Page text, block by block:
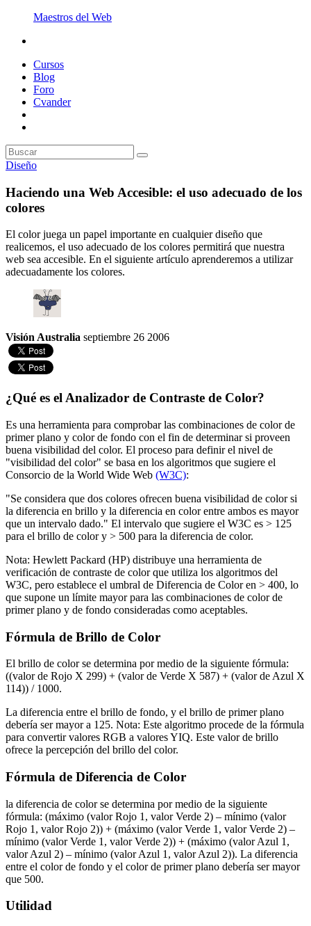
Maestros del Web
Cursos
Blog
Foro
Cvander
Diseño
Haciendo una Web Accesible: el uso adecuado de los
colores
El color juega un papel importante en cualquier diseño que
realicemos, el uso adecuado de los colores permitirá que nuestra
web sea accesible. En el siguiente artículo aprenderemos a utilizar
adecuadamente los colores.
Visión Australia septiembre 26 2006
¿Qué es el Analizador de Contraste de Color?
Es una herramienta para comprobar las combinaciones de color de
primer plano y color de fondo con el fin de determinar si proveen
buena visibilidad del color. El proceso para definir el nivel de
"visibilidad del color" se basa en los algoritmos que sugiere el
Consorcio de la World Wide Web (W3C):
"Se considera que dos colores ofrecen buena visibilidad de color si
la diferencia en brillo y la diferencia en color entre ambos es mayor
que un intervalo dado." El intervalo que sugiere el W3C es > 125
para el brillo de color y > 500 para la diferencia de color.
Nota: Hewlett Packard (HP) distribuye una herramienta de
verificación de contraste de color que utiliza los algoritmos del
W3C, pero establece el umbral de Diferencia de Color en > 400, lo
que supone un límite mayor para las combinaciones de color de
primer plano y de fondo consideradas como aceptables.
Fórmula de Brillo de Color
El brillo de color se determina por medio de la siguiente fórmula:
((valor de Rojo X 299) + (valor de Verde X 587) + (valor de Azul X
114)) / 1000.
La diferencia entre el brillo de fondo, y el brillo de primer plano
debería ser mayor a 125. Nota: Este algoritmo procede de la fórmula
para convertir valores RGB a valores YIQ. Este valor de brillo
ofrece la percepción del brillo del color.
Fórmula de Diferencia de Color
la diferencia de color se determina por medio de la siguiente
fórmula: (máximo (valor Rojo 1, valor Verde 2) – mínimo (valor
Rojo 1, valor Rojo 2)) + (máximo (valor Verde 1, valor Verde 2) –
mínimo (valor Verde 1, valor Verde 2)) + (máximo (valor Azul 1,
valor Azul 2) – mínimo (valor Azul 1, valor Azul 2)). La diferencia
entre el color de fondo y el color de primer plano debería ser mayor
que 500.
Utilidad